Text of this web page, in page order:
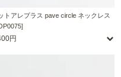
トアレプラス pave circle ネックレス
円